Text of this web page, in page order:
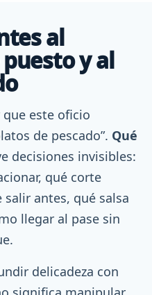
al
y al
este oficio
de pescado”. Qué
decisiones invisibles:
qué corte
salir antes, qué salsa
llegar al pase sin
delicadeza con